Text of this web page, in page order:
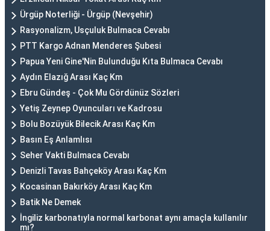
Ürgüp Noterliği - Ürgüp (Nevşehir)
Rasyonalizm, Usçuluk Bulmaca Cevabı
PTT Kargo Adnan Menderes Şubesi
Papua Yeni Gine'Nin Bulunduğu Kıta Bulmaca Cevabı
Aydın Elazığ Arası Kaç Km
Ebru Gündeş - Çok Mu Gördünüz Sözleri
Yetiş Zeynep Oyuncuları ve Kadrosu
Bolu Bozüyük Bilecik Arası Kaç Km
Basın Eş Anlamlısı
Seher Vakti Bulmaca Cevabı
Denizli Tavas Bahçeköy Arası Kaç Km
Kocasinan Bakırköy Arası Kaç Km
Batik Ne Demek
İngiliz karbonatıyla normal karbonat aynı amaçla kullanılır
mı?